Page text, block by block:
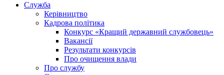
Служба
Керівництво
Кадрова політика
Конкурс «Кращий державний службовець»
Вакансії
Результати конкурсів
Про очищення влади
Про службу